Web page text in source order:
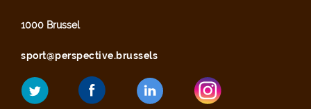
1000 Brussel
sport@perspective.brussels